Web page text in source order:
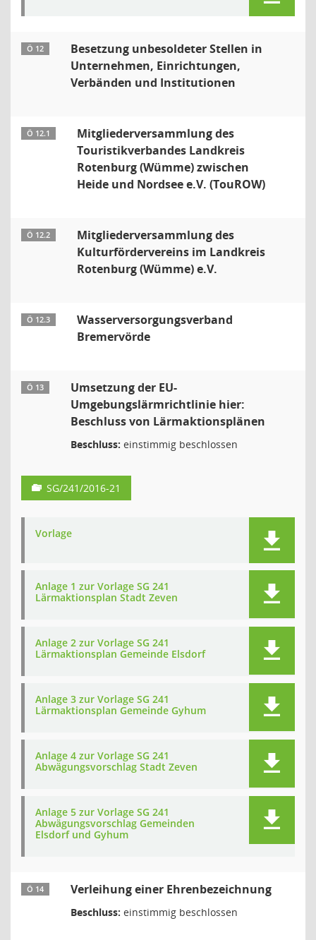
Ö 12
Besetzung unbesoldeter Stellen in
Unternehmen, Einrichtungen,
Verbänden und Institutionen
Ö 12.1
Mitgliederversammlung des
Touristikverbandes Landkreis
Rotenburg (Wümme) zwischen
Heide und Nordsee e.V. (TouROW)
Ö 12.2
Mitgliederversammlung des
Kulturfördervereins im Landkreis
Rotenburg (Wümme) e.V.
Ö 12.3
Wasserversorgungsverband
Bremervörde
Ö 13
Umsetzung der EU-
Umgebungslärmrichtlinie hier:
Beschluss von Lärmaktionsplänen
Beschluss: einstimmig beschlossen
SG/241/2016-21
Vorlage
Anlage 1 zur Vorlage SG 241
Lärmaktionsplan Stadt Zeven
Anlage 2 zur Vorlage SG 241
Lärmaktionsplan Gemeinde Elsdorf
Anlage 3 zur Vorlage SG 241
Lärmaktionsplan Gemeinde Gyhum
Anlage 4 zur Vorlage SG 241
Abwägungsvorschlag Stadt Zeven
Anlage 5 zur Vorlage SG 241
Abwägungsvorschlag Gemeinden
Elsdorf und Gyhum
Ö 14 Verleihung einer Ehrenbezeichnung
Beschluss: einstimmig beschlossen